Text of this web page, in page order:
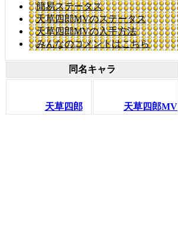
簡易ステータス
天草四郎MVのステータス
天草四郎MVの入手方法
みんなのコメントはこちら
同名キャラ
天草四郎 天草四郎MV